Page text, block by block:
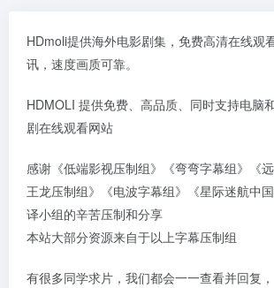
HDmoli提供海外电影剧集，免费高清在线观
讯，速度画质可靠。
HDMOLI 提供免费、高品质、同时支持电脑
剧在线观看网站
感谢《低端影视压制组》《弯弯字幕组》《
王龙压制组》《电波字幕组》《星际迷航中
译小组的辛苦压制和分享
本站大部分资源来自于以上字幕压制组
有很多同学求片，我们都会一一查看并回复